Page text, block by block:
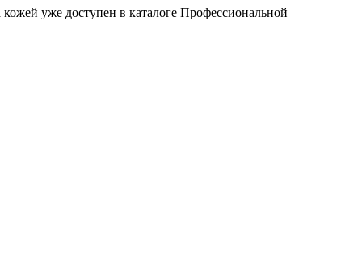
уже доступен в каталоге Профессиональной